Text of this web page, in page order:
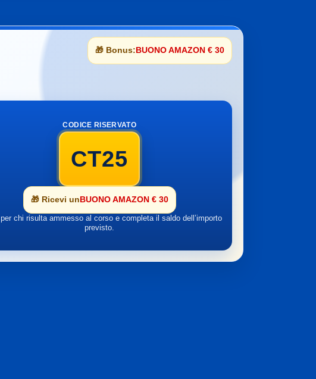
🎁 Bonus: BUONO AMAZON € 30
CODICE RISERVATO
CT25
🎁 Ricevi unBUONO AMAZON € 30
chi risulta ammesso al corso e completa il saldo dell’importo
previsto.